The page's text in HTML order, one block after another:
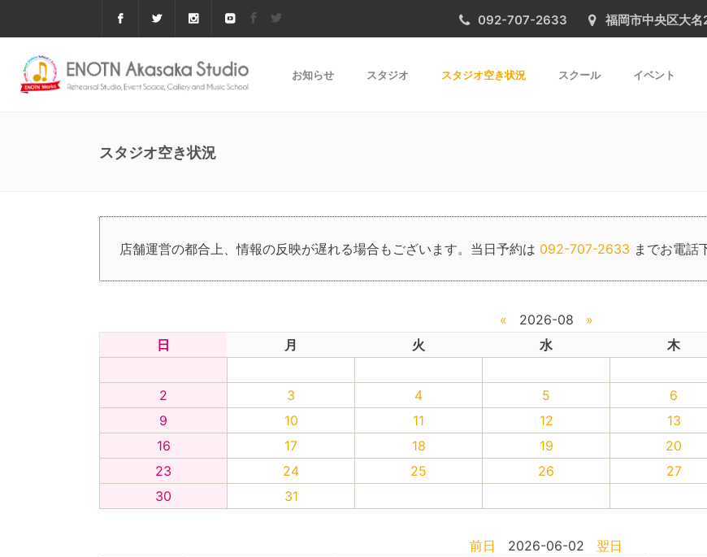
092-707-2633 福岡市中央区大
お知らせ スタジオ スタジオ空き状況 スクール イベント
スタジオ空き状況
店舗運営の都合上、情報の反映が遅れる場合もございます。当日予約は 092-707-2633 までお電話
« 2026-08
»
日
月 火 水 木
2
3 4 5 6
9
10 11 12 13
16
17 18 19 20
23
24 25 26 27
30
31
前日 2026-06-02 翌日